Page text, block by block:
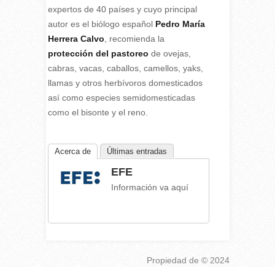
expertos de 40 países y cuyo principal
autor es el biólogo español Pedro María
Herrera Calvo , recomienda la
protección del pastoreo de ovejas,
cabras, vacas, caballos, camellos, yaks,
llamas y otros herbívoros domesticados
así como especies semidomesticadas
como el bisonte y el reno.
Acerca de Últimas entradas
EFE
Información va aquí
Propiedad de © 2024